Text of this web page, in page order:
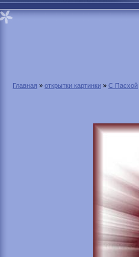
Главная » открытки картинки » С Пасхой